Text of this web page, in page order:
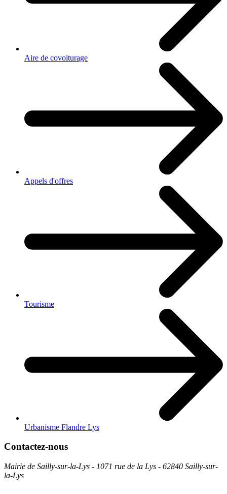
Aire de covoiturage
Appels d'offres
Tourisme
Urbanisme Flandre Lys
Contactez-nous
Mairie de Sailly-sur-la-Lys - 1071 rue de la Lys - 62840 Sailly-sur-
la-Lys